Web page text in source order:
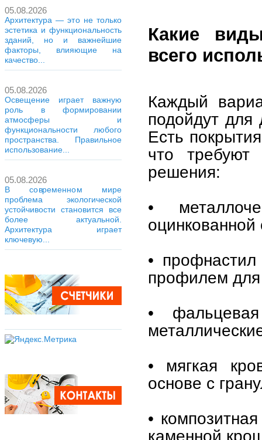
05.08.2026
Архитектура — это не только
эстетика и функциональность
зданий, но и важнейшие
факторы, влияющие на
качество...
05.08.2026
Освещение играет важную
роль в формировании
атмосферы и
функциональности любого
пространства. Правильное
использование...
05.08.2026
В современном мире
проблема экологической
устойчивости становится все
более актуальной.
Архитектура играет
ключевую...
Какие
всего
Каждый
подойдут
Есть
что требуют
решения:
•
•
профилем для
•
• мягкая
основе с
•
каменной